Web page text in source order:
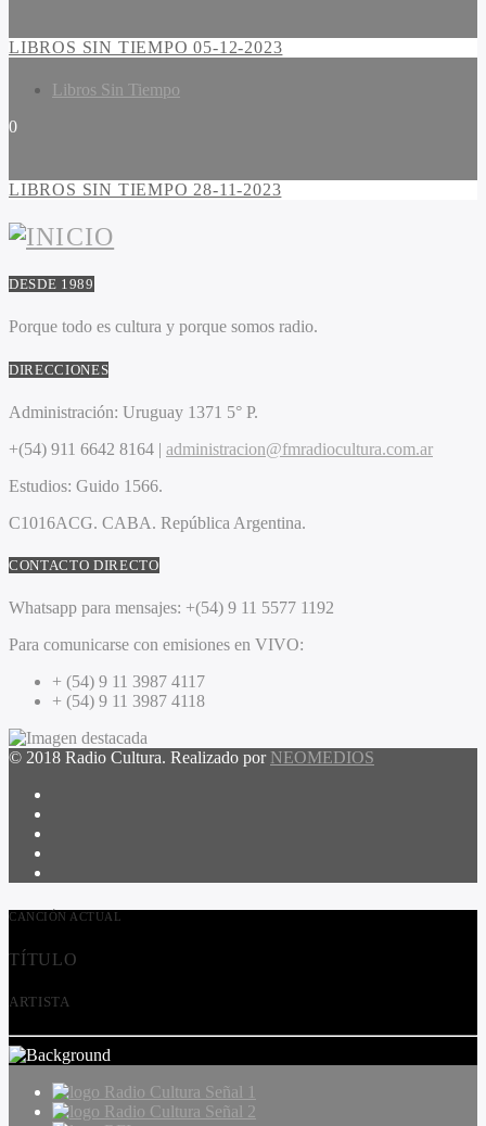
LIBROS SIN TIEMPO 05-12-2023
Libros Sin Tiempo
0
LIBROS SIN TIEMPO 28-11-2023
DESDE 1989
Porque todo es cultura y porque somos radio.
DIRECCIONES
Administración: Uruguay 1371 5° P.
+(54) 911 6642 8164 | administracion@fmradiocultura.com.ar
Estudios: Guido 1566.
C1016ACG. CABA. República Argentina.
CONTACTO DIRECTO
Whatsapp para mensajes: +(54) 9 11 5577 1192
Para comunicarse con emisiones en VIVO:
+ (54) 9 11 3987 4117
+ (54) 9 11 3987 4118
© 2018 Radio Cultura. Realizado por NEOMEDIOS
CANCIÓN ACTUAL
TÍTULO
ARTISTA
Radio Cultura Señal 1
Radio Cultura Señal 2